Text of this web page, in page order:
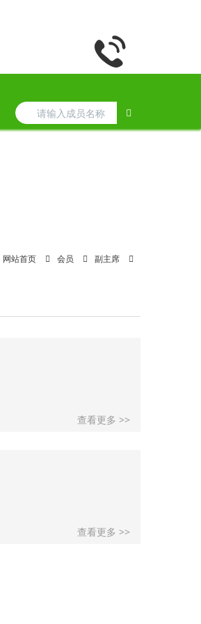
网站首页 会员 副主席
查看更多 >>
查看更多 >>